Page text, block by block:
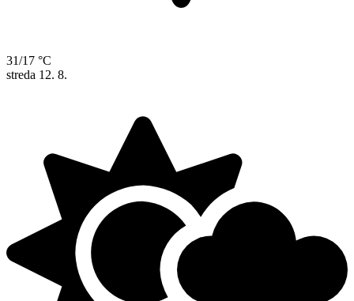
31/17 °C
streda 12. 8.